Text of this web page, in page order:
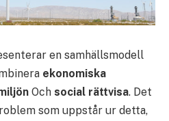
en samhällsmodell
ekonomiska
Och social rättvisa. Det
som uppstår ur detta,